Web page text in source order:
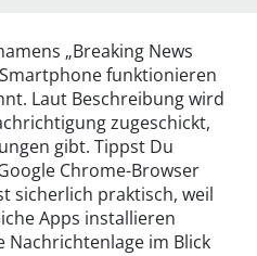
„Breaking News
funktionieren
Laut Beschreibung wird
zugeschickt,
gibt. Tippst Du
Chrome-Browser
sicherlich praktisch, weil
Apps installieren
Nachrichtenlage im Blick